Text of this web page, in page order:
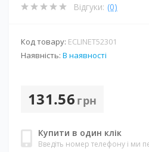
Відгуки: (0)
Код товару: ECLINET52301
Наявність: В наявності
131.56 грн
Купити в один клік
Введіть номер телефону і ми